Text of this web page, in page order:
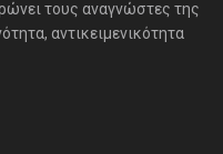
τους αναγνώστες της
αντικειμενικότητα